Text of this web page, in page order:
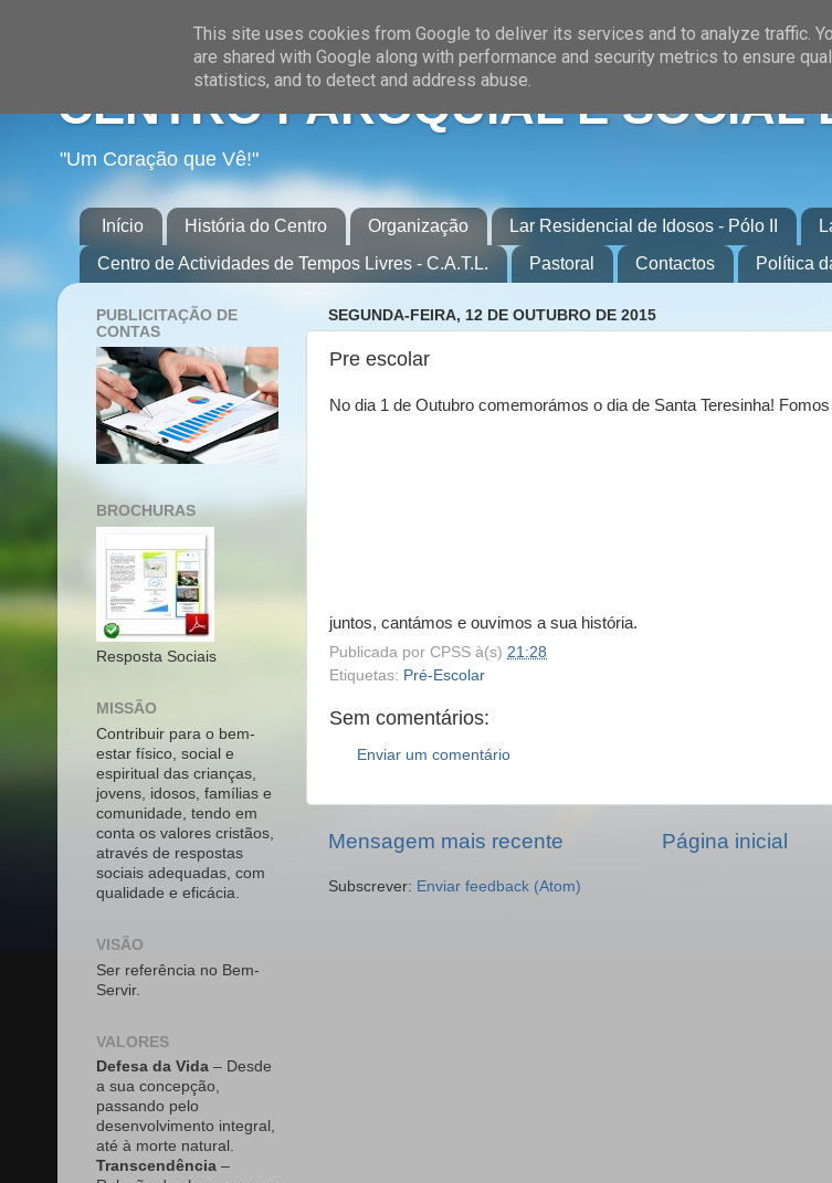
CENTRO PAROQUIAL E SOCIAL
"Um Coração que Vê!"
Início História do Centro Organização Lar Residencial de Idosos - Pólo II
Centro de Actividades de Tempos Livres - C.A.T.L.
Pastoral Contactos Política
SEGUNDA-FEIRA, 12 DE OUTUBRO DE 2015
Pre escolar
No dia 1 de Outubro comemorámos o dia de Santa Teresinha!
juntos, cantámos e ouvimos a sua história.
Publicada por CPSS à(s) 21:28
Etiquetas: Pré-Escolar
Sem comentários:
Enviar um comentário
Mensagem mais recente Página inicial
Subscrever: Enviar feedback (Atom)
PUBLICITAÇÃO DE
CONTAS
BROCHURAS
Resposta Sociais
MISSÃO
Contribuir para o bem-
estar físico, social e
espiritual das crianças,
jovens, idosos, famílias e
comunidade, tendo em
conta os valores cristãos,
através de respostas
sociais adequadas, com
qualidade e eficácia.
VISÃO
Ser referência no Bem-
Servir.
VALORES
Defesa da Vida – Desde
a sua concepção,
passando pelo
desenvolvimento integral,
até à morte natural.
Transcendência –
This site uses cookies from Google to deliver its services and to analyze traffic.
are shared with Google along with performance and security metrics to ensure
statistics, and to detect and address abuse.